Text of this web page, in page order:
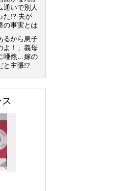
いで別人
た!? 夫が
の事実とは
るから息子
よ！」義母
唖然…嫁の
と主張!?